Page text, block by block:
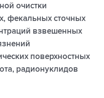
очистки
фекальных сточных
взвешенных
поверхностных
радионуклидов